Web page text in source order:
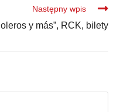
Następny wpis
y más”, RCK, bilety